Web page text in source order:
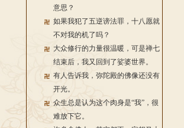
意思？
如果我犯了五逆谤法罪，十八愿就
不对我的机了吗？
大众修行的力量很温暖，可是禅七
结束后，我又回到了娑婆世界。
有人告诉我，弥陀殿的佛像还没有
开光。
众生总是认为这个肉身是“我”，很
难放下它。